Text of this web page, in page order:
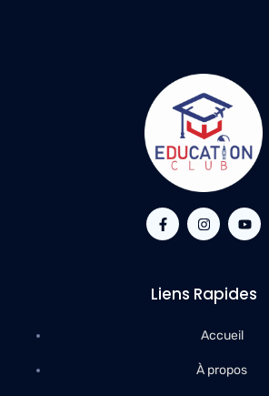
Liens Rapides
Accueil
À propos